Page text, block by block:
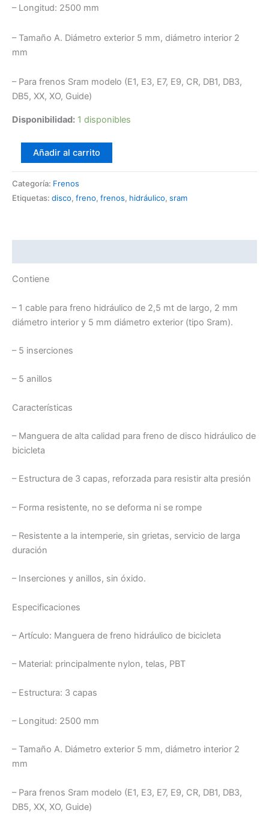
– Longitud: 2500 mm
– Tamaño A. Diámetro exterior 5 mm, diámetro interior 2
mm
– Para frenos Sram modelo (E1, E3, E7, E9, CR, DB1, DB3,
DB5, XX, XO, Guide)
Disponibilidad: 1 disponibles
Añadir al carrito
Categoría: Frenos
Etiquetas: disco, freno, frenos, hidráulico, sram
Contiene
– 1 cable para freno hidráulico de 2,5 mt de largo, 2 mm
diámetro interior y 5 mm diámetro exterior (tipo Sram).
– 5 inserciones
– 5 anillos
Características
– Manguera de alta calidad para freno de disco hidráulico de
bicicleta
– Estructura de 3 capas, reforzada para resistir alta presión
– Forma resistente, no se deforma ni se rompe
– Resistente a la intemperie, sin grietas, servicio de larga
duración
– Inserciones y anillos, sin óxido.
Especificaciones
– Artículo: Manguera de freno hidráulico de bicicleta
– Material: principalmente nylon, telas, PBT
– Estructura: 3 capas
– Longitud: 2500 mm
– Tamaño A. Diámetro exterior 5 mm, diámetro interior 2
mm
– Para frenos Sram modelo (E1, E3, E7, E9, CR, DB1, DB3,
DB5, XX, XO, Guide)